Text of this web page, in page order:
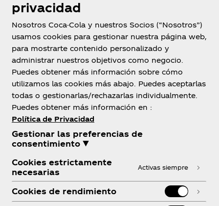
Bolivia
Sobre Nosotros
¿Necesitas ayuda?
privacidad
Nosotros Coca-Cola y nuestros Socios (“Nosotros”)
usamos cookies para gestionar nuestra página web,
para mostrarte contenido personalizado y
administrar nuestros objetivos como negocio.
Puedes obtener más información sobre cómo
utilizamos las cookies más abajo. Puedes aceptarlas
todas o gestionarlas/rechazarlas individualmente.
Puedes obtener más información en :
Política de Privacidad
Gestionar las preferencias de
consentimiento ▼
Cookies estrictamente
necesarias
Activas siempre
Cookies de rendimiento